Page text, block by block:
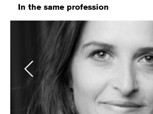
In the same profession
Previous